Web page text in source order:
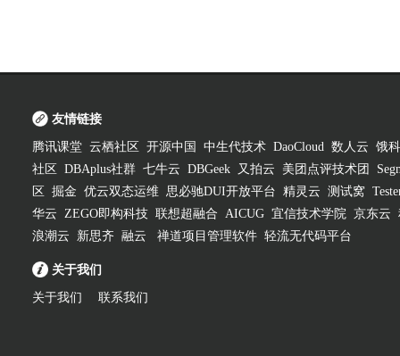
友情链接
腾讯课堂 云栖社区 开源中国 中生代技术 DaoCloud 数人云 饿
社区
DBAplus社群 七牛云 DBGeek 又拍云 美团点评技术团
区
掘金 优云双态运维 思必驰DUI开放平台 精灵云 测试窝
华云 ZEGO即构科技 联想超融合 AICUG 宜信技术学院 京东云
浪潮云
新思齐 融云 禅道项目管理软件 轻流无代码平台
关于我们
关于我们 联系我们